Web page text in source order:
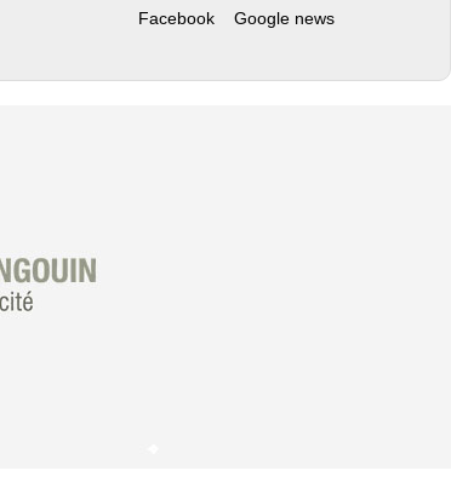
Facebook Google news